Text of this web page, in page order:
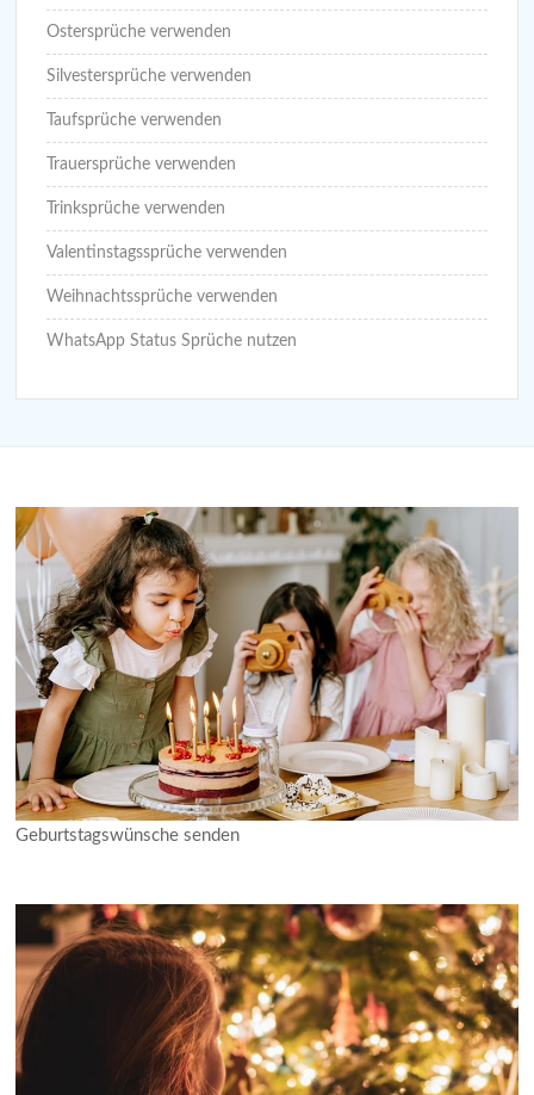
Ostersprüche verwenden
Silvestersprüche verwenden
Taufsprüche verwenden
Trauersprüche verwenden
Trinksprüche verwenden
Valentinstagssprüche verwenden
Weihnachtssprüche verwenden
WhatsApp Status Sprüche nutzen
Geburtstagswünsche senden